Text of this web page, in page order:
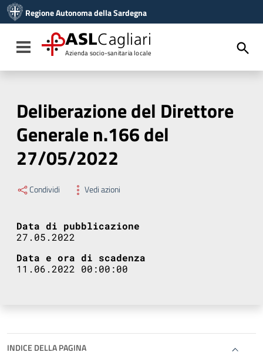
Vai al menu di navigazione
Vai al footer
Regione Autonoma della Sardegna
Toggle navigation
ASLCagliari
Azienda socio-sanitaria locale
Deliberazione del Direttore
Generale n.166 del
27/05/2022
Condividi Vedi azioni
Data di pubblicazione
27.05.2022
Data e ora di scadenza
11.06.2022 00:00:00
INDICE DELLA PAGINA